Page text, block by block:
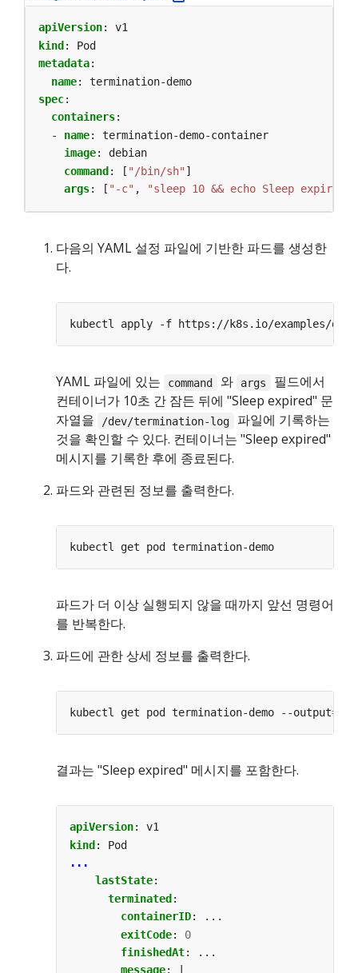
apiVersion:
v1
kind :
Pod
metadata:
name:
termination-demo
spec:
containers:
- name:
termination-demo-container
image:
debian
command: [ "/bin/sh" ]
args: [ "-c" , "sleep 10 && echo Sleep
다음의 YAML 설정 파일에 기반한 파드를 생성한
다.
YAML 파일에 있는 command 와 args
필드에서
컨테이너가 10초 간 잠든 뒤에 "Sleep expired" 문
자열을
/dev/termination-log
파일에 기록하는
것을 확인할 수 있다. 컨테이너는 "Sleep expired"
메시지를 기록한 후에 종료된다.
파드와 관련된 정보를 출력한다.
파드가 더 이상 실행되지 않을 때까지 앞선 명령어
를 반복한다.
파드에 관한 상세 정보를 출력한다.
kubectl get pod termination-demo --output=
결과는 "Sleep expired" 메시지를 포함한다.
apiVersion:
v1
kind :
Pod
...
lastState:
terminated :
containerID:
...
exitCode:
0
finishedAt:
...
message: